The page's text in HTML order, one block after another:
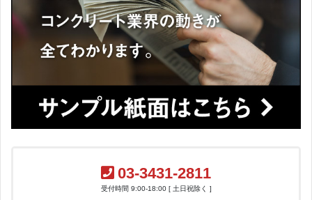
03-3431-2811
受付時間 9:00-18:00 [ 土日祝除く ]